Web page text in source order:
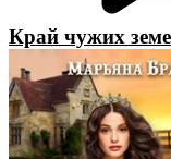
Край чужих